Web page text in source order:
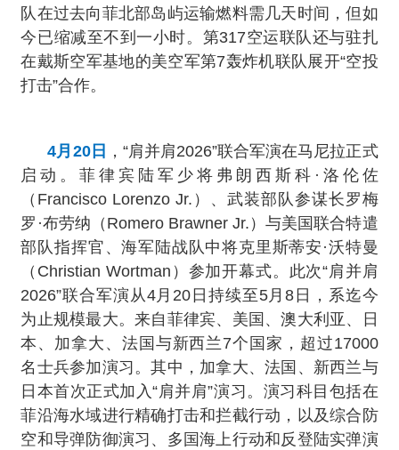
队在过去向菲北部岛屿运输燃料需几天时间，但如
今已缩减至不到一小时。第317空运联队还与驻扎
在戴斯空军基地的美空军第7轰炸机联队展开“空投
打击”合作。
4月20日 ，“肩并肩2026”联合军演在马尼拉正式
启动。菲律宾陆军少将弗朗西斯科·洛伦佐
（Francisco Lorenzo Jr.）、武装部队参谋长罗梅
罗·布劳纳（Romero Brawner Jr.）与美国联合特遣
部队指挥官、海军陆战队中将克里斯蒂安·沃特曼
（Christian Wortman）参加开幕式。此次“肩并肩
2026”联合军演从4月20日持续至5月8日，系迄今
为止规模最大。来自菲律宾、美国、澳大利亚、日
本、加拿大、法国与新西兰7个国家，超过17000
名士兵参加演习。其中，加拿大、法国、新西兰与
日本首次正式加入“肩并肩”演习。演习科目包括在
菲沿海水域进行精确打击和拦截行动，以及综合防
空和导弹防御演习、多国海上行动和反登陆实弹演